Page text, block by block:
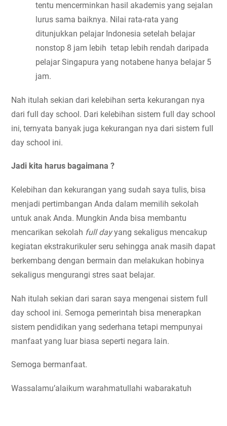
tentu mencerminkan hasil akademis yang sejalan
lurus sama baiknya. Nilai rata-rata yang
ditunjukkan pelajar Indonesia setelah belajar
nonstop 8 jam lebih  tetap lebih rendah daripada
pelajar Singapura yang notabene hanya belajar 5
jam.
Nah itulah sekian dari kelebihan serta kekurangan nya
dari full day school. Dari kelebihan sistem full day school
ini, ternyata banyak juga kekurangan nya dari sistem full
day school ini.
Jadi kita harus bagaimana ?
Kelebihan dan kekurangan yang sudah saya tulis, bisa
menjadi pertimbangan Anda dalam memilih sekolah
untuk anak Anda. Mungkin Anda bisa membantu
mencarikan sekolah full day yang sekaligus mencakup
kegiatan ekstrakurikuler seru sehingga anak masih dapat
berkembang dengan bermain dan melakukan hobinya
sekaligus mengurangi stres saat belajar.
Nah itulah sekian dari saran saya mengenai sistem full
day school ini. Semoga pemerintah bisa menerapkan
sistem pendidikan yang sederhana tetapi mempunyai
manfaat yang luar biasa seperti negara lain.
Semoga bermanfaat.
Wassalamu’alaikum warahmatullahi wabarakatuh